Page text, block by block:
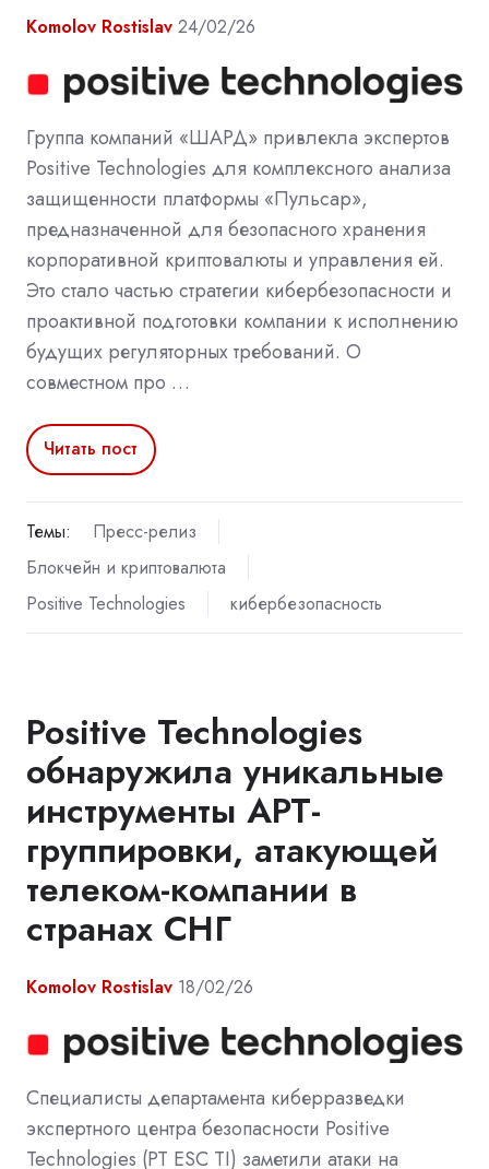
Komolov Rostislav 24/02/26
Группа компаний «ШАРД» привлекла экспертов
Positive Technologies для комплексного анализа
защищенности платформы «Пульсар»,
предназначенной для безопасного хранения
корпоративной криптовалюты и управления ей.
Это стало частью стратегии кибербезопасности и
проактивной подготовки компании к исполнению
будущих регуляторных требований. О
совместном про …
Читать пост
Темы:
Пресс-релиз
Блокчейн и криптовалюта
Positive Technologies
кибербезопасность
Positive Technologies
обнаружила уникальные
инструменты APT-
группировки, атакующей
телеком-компании в
странах СНГ
Komolov Rostislav 18/02/26
Специалисты департамента киберразведки
экспертного центра безопасности Positive
Technologies (PT ESC TI) заметили атаки на